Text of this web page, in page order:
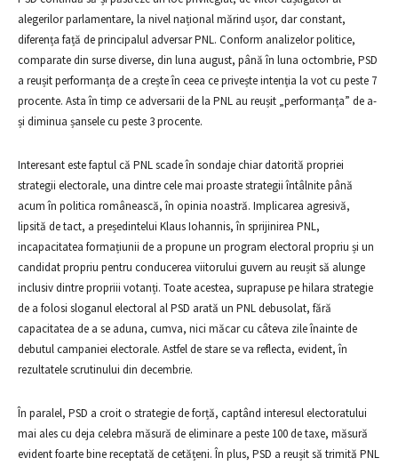
alegerilor parlamentare, la nivel național mărind ușor, dar constant,
diferența față de principalul adversar PNL. Conform analizelor politice,
comparate din surse diverse, din luna august, până în luna octombrie, PSD
a reușit performanța de a crește în ceea ce privește intenția la vot cu peste 7
procente. Asta în timp ce adversarii de la PNL au reușit „performanța” de a-
și diminua șansele cu peste 3 procente.
Interesant este faptul că PNL scade în sondaje chiar datorită propriei
strategii electorale, una dintre cele mai proaste strategii întâlnite până
acum în politica românească, în opinia noastră. Implicarea agresivă,
lipsită de tact, a președintelui Klaus Iohannis, în sprijinirea PNL,
incapacitatea formațiunii de a propune un program electoral propriu și un
candidat propriu pentru conducerea viitorului guvern au reușit să alunge
inclusiv dintre propriii votanți. Toate acestea, suprapuse pe hilara strategie
de a folosi sloganul electoral al PSD arată un PNL debusolat, fără
capacitatea de a se aduna, cumva, nici măcar cu câteva zile înainte de
debutul campaniei electorale. Astfel de stare se va reflecta, evident, în
rezultatele scrutinului din decembrie.
În paralel, PSD a croit o strategie de forță, captând interesul electoratului
mai ales cu deja celebra măsură de eliminare a peste 100 de taxe, măsură
evident foarte bine receptată de cetățeni. În plus, PSD a reușit să trimită PNL